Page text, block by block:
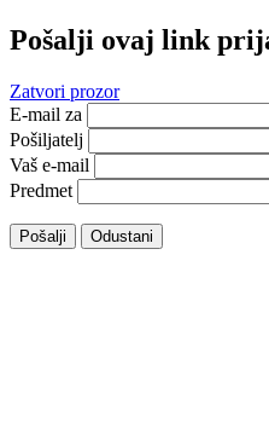
Pošalji ovaj link
Zatvori prozor
E-mail za
Pošiljatelj
Vaš e-mail
Predmet
Pošalji Odustani